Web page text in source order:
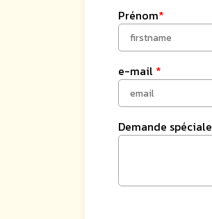
Prénom*
e-mail *
Demande spéciale